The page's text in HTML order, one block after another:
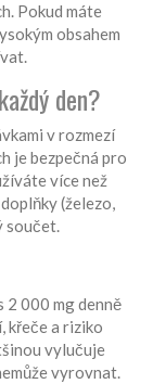
Pokud máte
obsahem
den?
v rozmezí
je bezpečná pro
více než
(železo,
součet.
2 000 mg denně
křeče a riziko
vylučuje
vyrovnat.